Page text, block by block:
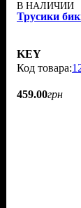
В НАЛИЧИИ
Трусики
KEY
459.00грн